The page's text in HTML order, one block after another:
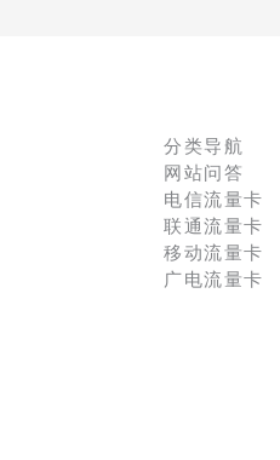
分类导航
网站问答
电信流量卡
联通流量卡
移动流量卡
广电流量卡